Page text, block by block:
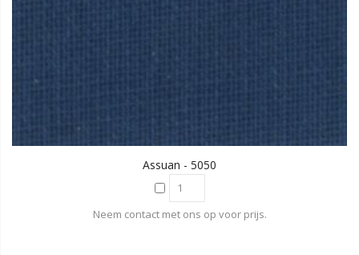
Assuan - 5050
Neem contact met ons op voor prijs.